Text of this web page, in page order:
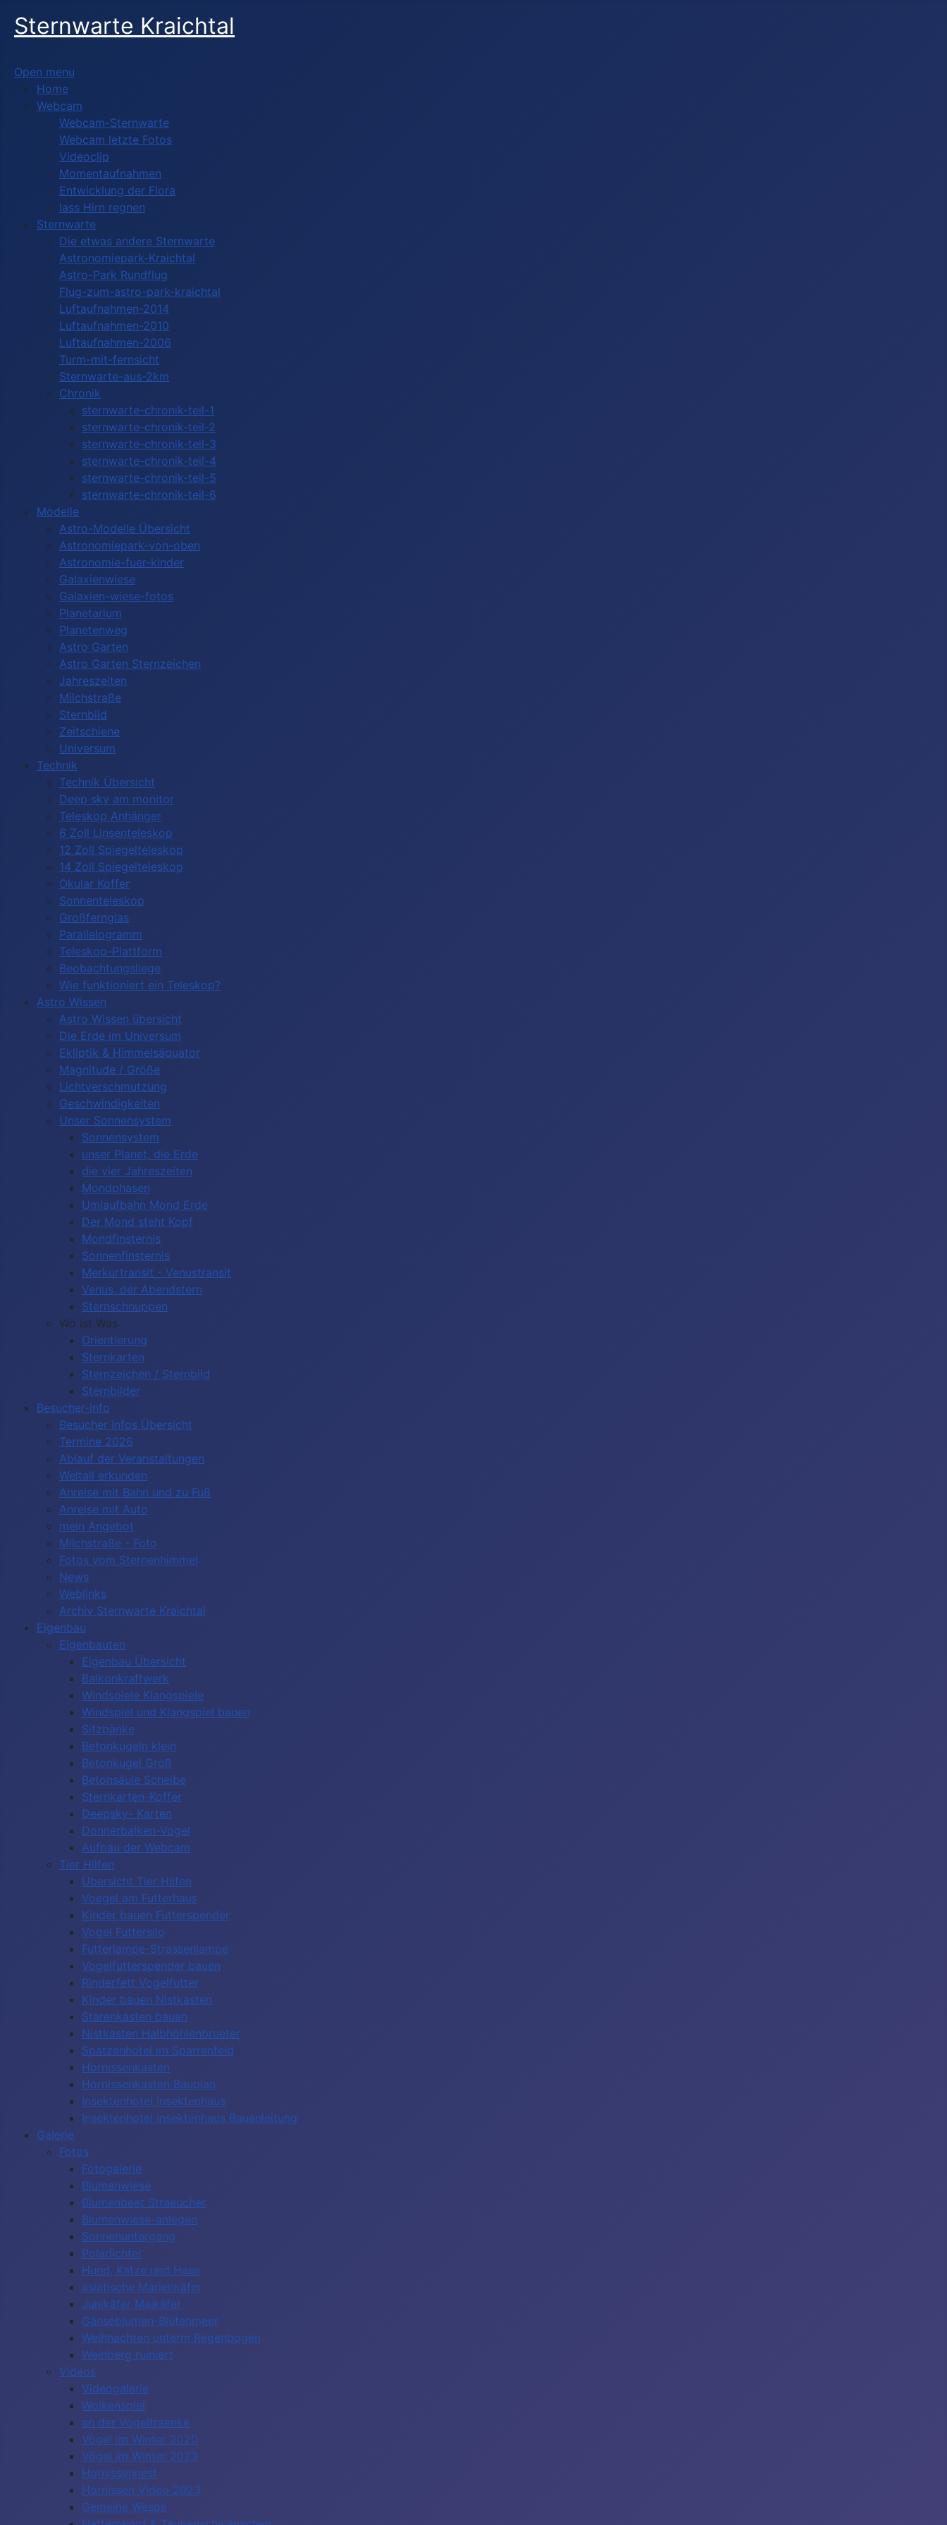
Sternwarte Kraichtal
Open menu
Home
Webcam
Webcam-Sternwarte
Webcam letzte Fotos
Videoclip
Momentaufnahmen
Entwicklung der Flora
lass Hirn regnen
Sternwarte
Die etwas andere Sternwarte
Astronomiepark-Kraichtal
Astro-Park Rundflug
Flug-zum-astro-park-kraichtal
Luftaufnahmen-2014
Luftaufnahmen-2010
Luftaufnahmen-2006
Turm-mit-fernsicht
Sternwarte-aus-2km
Chronik
sternwarte-chronik-teil-1
sternwarte-chronik-teil-2
sternwarte-chronik-teil-3
sternwarte-chronik-teil-4
sternwarte-chronik-teil-5
sternwarte-chronik-teil-6
Modelle
Astro-Modelle Übersicht
Astronomiepark-von-oben
Astronomie-fuer-kinder
Galaxienwiese
Galaxien-wiese-fotos
Planetarium
Planetenweg
Astro Garten
Astro Garten Sternzeichen
Jahreszeiten
Milchstraße
Sternbild
Zeitschiene
Universum
Technik
Technik Übersicht
Deep sky am monitor
Teleskop Anhänger
6 Zoll Linsenteleskop
12 Zoll Spiegelteleskop
14 Zoll Spiegelteleskop
Okular Koffer
Sonnenteleskop
Großfernglas
Parallelogramm
Teleskop-Plattform
Beobachtungsliege
Wie funktioniert ein Teleskop?
Astro Wissen
Astro Wissen übersicht
Die Erde im Universum
Ekliptik & Himmelsäquator
Magnitude / Größe
Lichtverschmutzung
Geschwindigkeiten
Unser Sonnensystem
Sonnensystem
unser Planet, die Erde
die vier Jahreszeiten
Mondphasen
Umlaufbahn Mond Erde
Der Mond steht Kopf
Mondfinsternis
Sonnenfinsternis
Merkurtransit - Venustransit
Venus, der Abendstern
Sternschnuppen
Wo ist Was
Orientierung
Sternkarten
Sternzeichen / Sternbild
Sternbilder
Besucher-Info
Besucher Infos Übersicht
Termine 2026
Ablauf der Veranstaltungen
Weltall erkunden
Anreise mit Bahn und zu Fuß
Anreise mit Auto
mein Angebot
Milchstraße - Foto
Fotos vom Sternenhimmel
News
Weblinks
Archiv Sternwarte Kraichtal
Eigenbau
Eigenbauten
Eigenbau Übersicht
Balkonkraftwerk
Windspiele Klangspiele
Windspiel und Klangspiel bauen
Sitzbänke
Betonkugeln klein
Betonkugel Groß
Betonsäule Scheibe
Sternkarten-Koffer
Deepsky- Karten
Donnerbalken-Vogel
Aufbau der Webcam
Tier Hilfen
Übersicht Tier Hilfen
Voegel am Futterhaus
Kinder bauen Futterspender
Vogel Futtersilo
Futterlampe-Strassenlampe
Vogelfutterspender bauen
Rinderfett Vogelfutter
Kinder bauen Nistkasten
Starenkasten bauen
Nistkasten Halbhöhlenbrueter
Spatzenhotel im Sparrenfeld
Hornissenkasten
Hornissenkasten Bauplan
Insektenhotel Insektenhaus
Insektenhotel Insektenhaus Bauanleitung
Galerie
Fotos
Fotogalerie
Blumenwiese
Blumenbeet Straeucher
Blumenwiese-anlegen
Sonnenuntergang
Polarlichter
Hund, Katze und Hase
asiatische Marienkäfer
Junikäfer Maikäfer
Gänseblumen-Blütenmeer
Weihnachten unterm Regenbogen
Weinberg ruiniert
Videos
Videogalerie
Wolkenspiel
an der Vogeltraenke
Vögel im Winter 2020
Vögel im Winter 2023
Hornissennest
Hornissen Video 2023
Gemeine Wespe